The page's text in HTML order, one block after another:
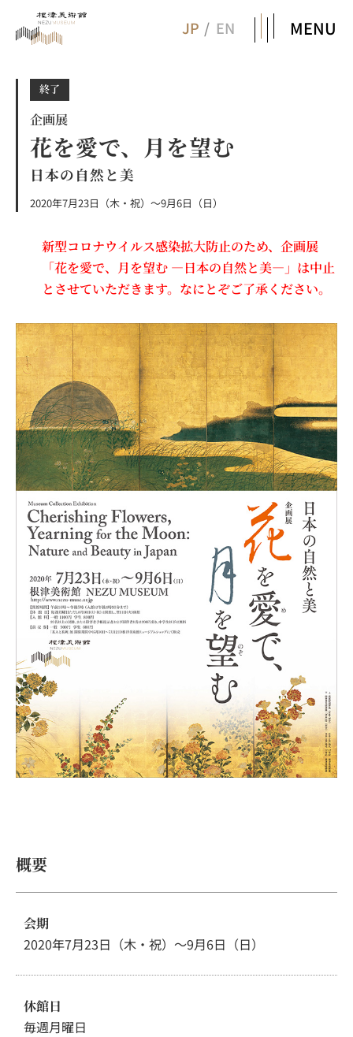
JP EN MENU
終了
企画展
花を愛で、月を望む
日本の自然と美
2020年7月23日（木・祝）～9月6日（日）
新型コロナウイルス感染拡大防止のため、企画展
「花を愛で、月を望む ―日本の自然と美―」は中止
とさせていただきます。なにとぞご了承ください。
概要
会期
2020年7月23日（木・祝）～9月6日（日）
休館日
毎週月曜日